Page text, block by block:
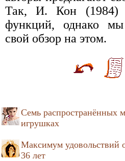
Так, И. Кон (1984)
функций, однако мы
свой обзор на этом.
Семь распространённых
игрушках
Максимум удовольствий
36 лет